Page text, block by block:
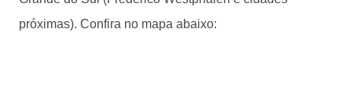
próximas). Confira no mapa abaixo: